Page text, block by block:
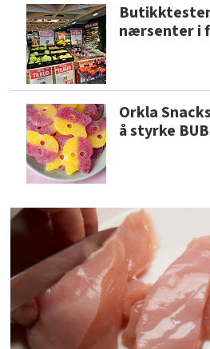
nærsenter i
Orkla
å styrke